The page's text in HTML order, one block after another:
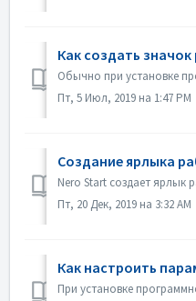
Как создать
Пт, 5 Июл, 2019 на 1:47 PM
Создание ярлыка
Пт, 20 Дек, 2019 на 3:32 AM
Как настроить